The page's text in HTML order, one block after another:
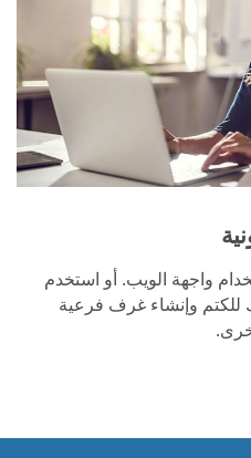
واجهة الويب. أو استخدم
للكتم وإنشاء غرف فرعية